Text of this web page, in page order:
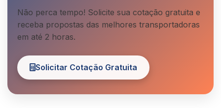
Não perca tempo! Solicite sua cotação gratuita e
receba propostas das melhores transportadoras
em até 2 horas.
Solicitar Cotação Gratuita